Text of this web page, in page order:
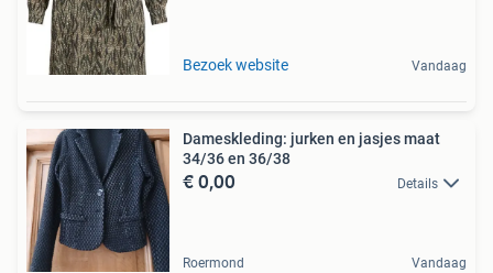
Bezoek website Vandaag
Dameskleding: jurken en jasjes maat
34/36 en 36/38
€ 0,00 Details
Roermond Vandaag